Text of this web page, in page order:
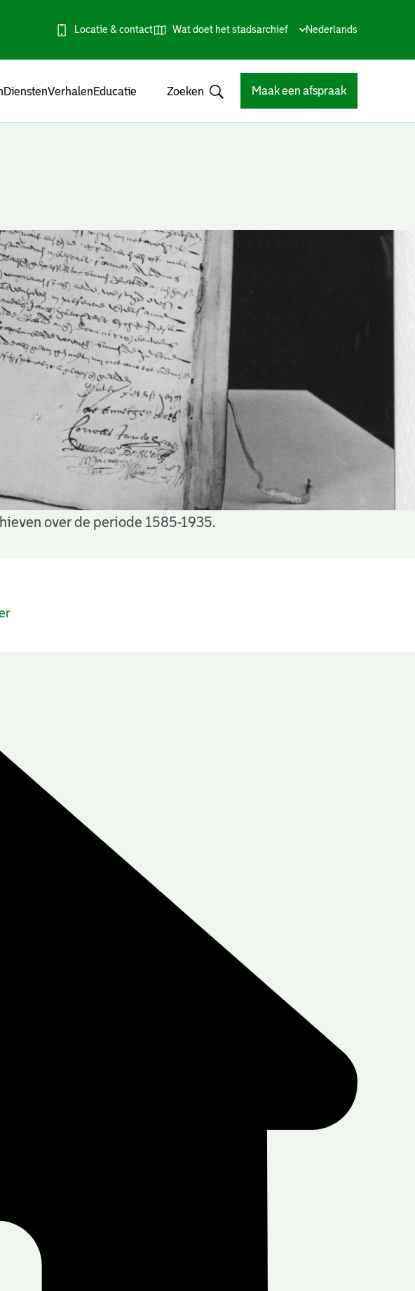
Locatie & contact Wat doet het stadsarchief
Huidige
Nederlands
DienstenVerhalenEducatie Zoeken Maak een afspraak
over de periode 1585-1935.